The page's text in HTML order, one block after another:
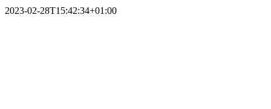
2023-02-28T15:42:34+01:00